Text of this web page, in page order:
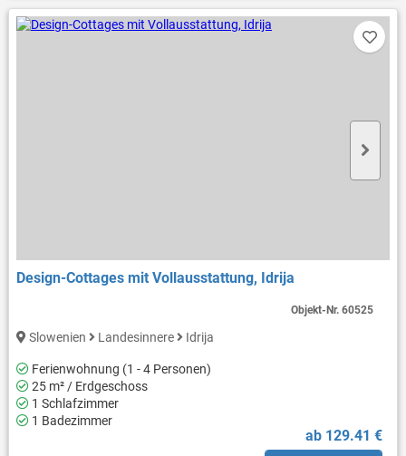
Design-Cottages mit Vollausstattung, Idrija
Slowenien Landesinnere Idrija
Ferienwohnung (1 - 4 Personen)
25 m² / Erdgeschoss
1 Schlafzimmer
1 Badezimmer
ab 129.41 €
Objekt-Nr.60525